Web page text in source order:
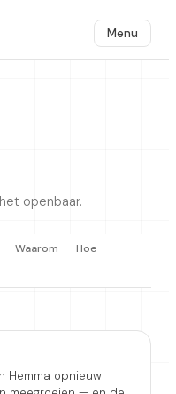
Menu
openbaar.
Waarom Hoe
Hemma opnieuw